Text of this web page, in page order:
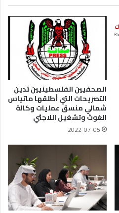
الصحفيين الفلسطينيين تدين
التصريحات التي أطلقها ماتياس
شمالي منسق عمليات وكالة
الغوث وتشغيل اللاجئي
2022-07-05